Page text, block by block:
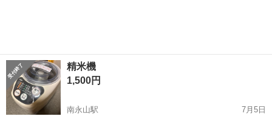
精米機
1,500円
南永山駅
7月5日